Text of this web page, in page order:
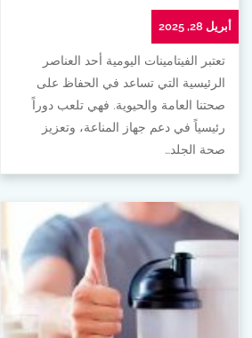
أبريل 28, 2025
تعتبر الفيتامينات اليومية أحد العناصر
الرئيسية التي تساعد في الحفاظ على
صحتنا العامة والحيوية. فهي تلعب دوراً
رئيسياً في دعم جهاز المناعة، وتعزيز
صحة الجلد…